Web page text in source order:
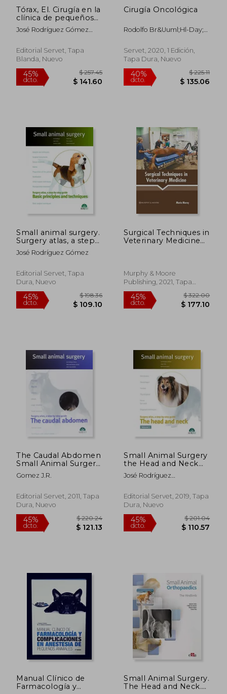
45%
dcto.
$ 174.24
$ 95.83
45%
dcto.
Tórax, El. Cirugía en la
clínica de pequeños
animales
José Rodríguez Gómez
Editorial Servet, Tapa
Blanda, Nuevo
dcto. $ 141.60
Cirugía Oncológica
Rodolfo Br&Uuml;Hl-Day;
Mart&Iacute;Nez; Pablo
Meyer; Juan Mangieri;
Judith Bertr&Aacute;N
Trepat
Servet, 2020, 1 Edición,
Tapa Dura, Nuevo
40%
dcto.
Small animal surgery.
Surgery atlas, a step-
by-step guide. Basic
principles and
José Rodríguez Gómez
Editorial Servet, Tapa
Dura, Nuevo
45%
Surgical Techniques in
Veterinary Medicine
Murphy & Moore
Publishing, 2021, Tapa
Dura, Nuevo
45%
The Caudal Abdomen
Small Animal Surgery
(en Inglés)
Gomez J.R.
Editorial Servet, 2011, Tapa
Dura, Nuevo
Small Animal Surgery
the Head and Neck
Voli (Papel+E Book)
(en Inglés)
José Rodríguez
Ceballos,Roberto
Bussadori
Editorial Servet, 2019, Tapa
Dura, Nuevo
Manual Clínico de
Farmacología y
Small Animal Surgery.
The Head and Neck.